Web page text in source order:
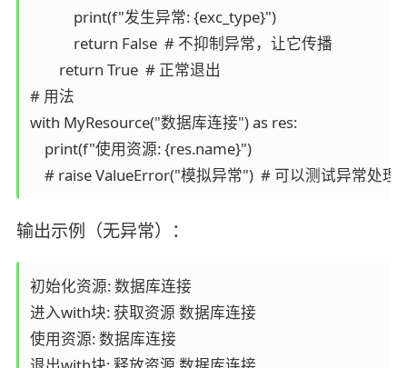
            print(f"发生异常: {exc_type}")
            return False  # 不抑制异常，让它传播
        return True  # 正常退出
# 用法
with MyResource("数据库连接") as res:
    print(f"使用资源: {res.name}")
    # raise ValueError("模拟异常")  # 可以测试异常处理
输出示例（无异常）：
初始化资源: 数据库连接
进入with块: 获取资源 数据库连接
使用资源: 数据库连接